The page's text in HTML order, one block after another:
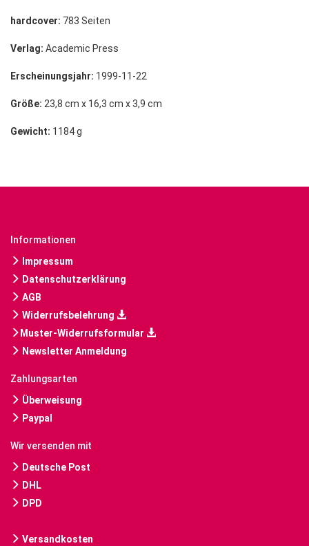
hardcover: 783 Seiten
Verlag: Academic Press
Erscheinungsjahr: 1999-11-22
Größe: 23,8 cm x 16,3 cm x 3,9 cm
Gewicht: 1184 g
Informationen
Impressum
Datenschutzerklärung
AGB
Widerrufsbelehrung
Muster-Widerrufsformular
Newsletter Anmeldung
Zahlungsarten
Überweisung
Paypal
Wir versenden mit
Deutsche Post
DHL
DPD
Versandkosten